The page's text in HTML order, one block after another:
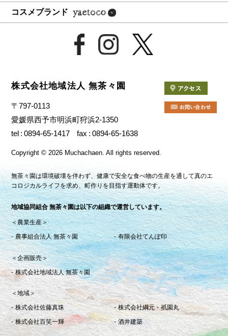
コスメブランド
株式会社地域法人 無茶々園
〒797-0113
愛媛県西予市明浜町狩浜2-1350
tel
0894-65-1417 fax 0894-65-1638
Copyright© 2026 Muchachaen.All rights reserved.
無茶々園は環境破壊を伴わず、健康で安全な食べ物の生産を通して真のエ
コロジカルライフを求め、町作りを目指す運動体です。
地域協同組合 無茶々園は以下の組織で運営しています。
＜農業生産＞
農事組合法人 無茶々園
有限会社てんぽ印
＜企画販売＞
株式会社地域法人 無茶々園
＜地域＞
株式会社佐藤真珠
株式会社綱元・祇園丸
株式会社百笑一輝
酒井建築